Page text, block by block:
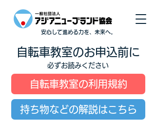
安心して進める力を、未来へ。
自転車教室のお申込前に
必ずお読みください
自転車教室の利用規約
持ち物などの解説はこちら